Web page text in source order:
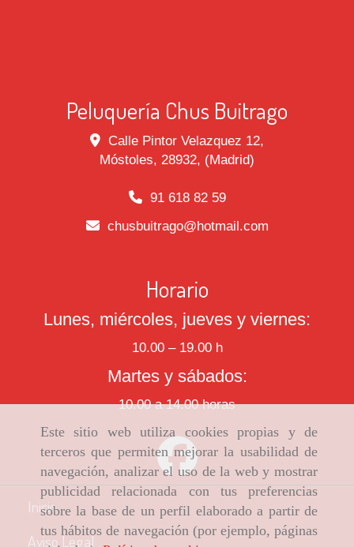
Este sitio web utiliza cookies propias y de
terceros que permiten mejorar la usabilidad de
navegación, analizar el uso de la web y mostrar
publicidad relacionada con tus preferencias
sobre la base de un perfil elaborado a partir de
tus hábitos de navegación (por ejemplo, páginas
Peluquería Chus Buitrago
Calle Pintor Velazquez 12,
Móstoles, 28932, (Madrid)
91 618 82 59
chusbuitrago
hotmail.com
Horario
Lunes, miércoles, jueves y viernes:
10.00 – 19.00 h
Martes y sábados:
10.00 a 14.00 horas
Inicio
Aviso Legal